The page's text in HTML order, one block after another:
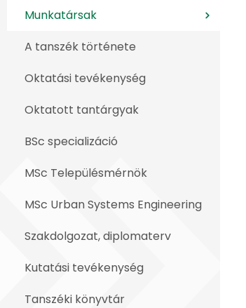
Munkatársak
A tanszék története
Oktatási tevékenység
Oktatott tantárgyak
BSc specializáció
MSc Településmérnök
MSc Urban Systems Engineering
Szakdolgozat, diplomaterv
Kutatási tevékenység
Tanszéki könyvtár